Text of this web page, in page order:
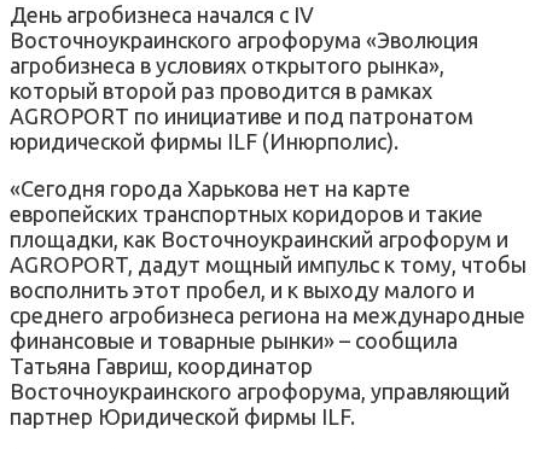
День агробизнеса начался с IV
Восточноукраинского агрофорума «Эволюция
агробизнеса в условиях открытого рынка»,
который второй раз проводится в рамках
AGROPORT по инициативе и под патронатом
юридической фирмы ILF (Инюрполис).
«Сегодня города Харькова нет на карте
европейских транспортных коридоров и такие
площадки, как Восточноукраинский агрофорум и
AGROPORT, дадут мощный импульс к тому, чтобы
восполнить этот пробел, и к выходу малого и
среднего агробизнеса региона на международные
финансовые и товарные рынки» – сообщила
Татьяна Гавриш, координатор
Восточноукраинского агрофорума, управляющий
партнер Юридической фирмы ILF.